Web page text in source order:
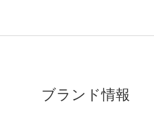
ブランド情報